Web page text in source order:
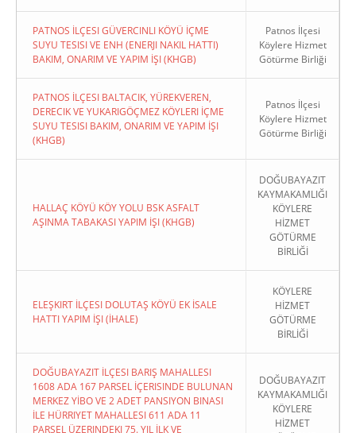
PATNOS İLÇESI GÜVERCINLI KÖYÜ İÇME
SUYU TESISI VE ENH (ENERJI NAKIL HATTI)
BAKIM, ONARIM VE YAPIM İŞI (KHGB)
Patnos İlçesi
Köylere Hizmet
Götürme Birliği
PATNOS İLÇESI BALTACIK, YÜREKVEREN,
DERECIK VE YUKARIGÖÇMEZ KÖYLERI İÇME
SUYU TESISI BAKIM, ONARIM VE YAPIM İŞI
(KHGB)
Patnos İlçesi
Köylere Hizmet
Götürme Birliği
HALLAÇ KÖYÜ KÖY YOLU BSK ASFALT
AŞINMA TABAKASI YAPIM İŞI (KHGB)
DOĞUBAYAZIT
KAYMAKAMLIĞI
KÖYLERE
HİZMET
GÖTÜRME
BİRLİĞİ
ELEŞKIRT İLÇESI DOLUTAŞ KÖYÜ EK İSALE
HATTI YAPIM İŞI (İHALE)
KÖYLERE
HİZMET
GÖTÜRME
BİRLİĞİ
DOĞUBAYAZIT İLÇESI BARIŞ MAHALLESI
1608 ADA 167 PARSEL İÇERISINDE BULUNAN
MERKEZ YİBO VE 2 ADET PANSIYON BINASI
İLE HÜRRIYET MAHALLESI 611 ADA 11
PARSEL ÜZERINDEKI 75. YIL İLK VE
DOĞUBAYAZIT
KAYMAKAMLIĞI
KÖYLERE
HİZMET